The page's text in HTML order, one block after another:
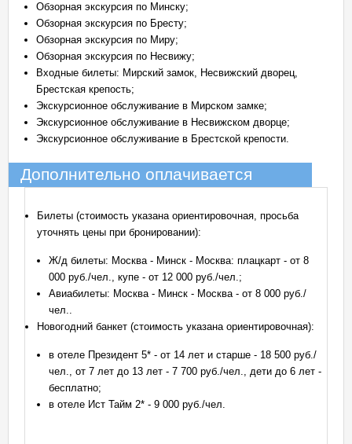
Обзорная экскурсия по Минску;
Обзорная экскурсия по Бресту;
Обзорная экскурсия по Миру;
Обзорная экскурсия по Несвижу;
Входные билеты: Мирский замок, Несвижский дворец,
Брестская крепость;
Экскурсионное обслуживание в Мирском замке;
Экскурсионное обслуживание в Несвижском дворце;
Экскурсионное обслуживание в Брестской крепости.
Дополнительно оплачивается
Билеты (стоимость указана ориентировочная, просьба
уточнять цены при бронировании):
Ж/д билеты: Москва - Минск - Москва: плацкарт - от 8
000 руб./чел., купе - от 12 000 руб./чел.;
Авиабилеты: Москва - Минск - Москва - от 8 000 руб./
чел..
Новогодний банкет (стоимость указана ориентировочная):
в отеле Президент 5* - от 14 лет и старше - 18 500 руб./
чел., от 7 лет до 13 лет - 7 700 руб./чел., дети до 6 лет -
бесплатно;
в отеле Ист Тайм 2* - 9 000 руб./чел.